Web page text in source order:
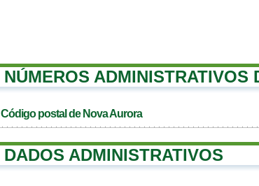
NÚMEROS ADMINISTRATIVOS
Código postal de Nova Aurora
DADOS ADMINISTRATIVOS